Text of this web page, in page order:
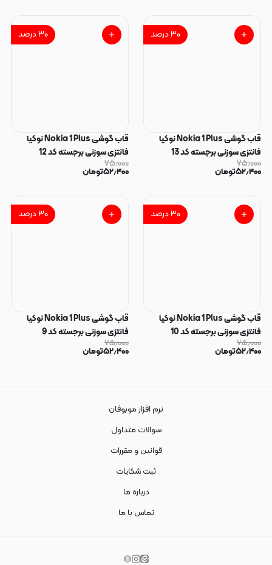
۳۰درصد
قاب گوشی Nokia 1 Plus نوکیا
فانتزی سوزنی برجسته کد 13
۷۵٫۰۰۰
۵۲٫۴۰۰تومان
۳۰درصد
قاب گوشی Nokia 1 Plus نوکیا
فانتزی سوزنی برجسته کد 12
۷۵٫۰۰۰
۵۲٫۴۰۰تومان
۳۰درصد
قاب گوشی Nokia 1 Plus نوکیا
فانتزی سوزنی برجسته کد 10
۷۵٫۰۰۰
۵۲٫۴۰۰تومان
۳۰درصد
قاب گوشی Nokia 1 Plus نوکیا
فانتزی سوزنی برجسته کد 9
۷۵٫۰۰۰
۵۲٫۴۰۰تومان
نرم افزار موبوفان
سوالات متداول
قوانین و مقررات
ثبت شکایات
درباره ما
تماس با ما